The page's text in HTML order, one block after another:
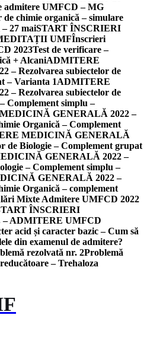
admitere UMFCD – MG
chimie organică – simulare
27 maiSTART ÎNSCRIERI
UMFÎnscrieri
2023Test de verificare –
+ AlcaniADMITERE
– Rezolvarea subiectelor de
– Varianta 1ADMITERE
– Rezolvarea subiectelor de
Complement simplu –
GENERALĂ 2022 –
Organică – Complement
MEDICINĂ GENERALĂ
de Biologie – Complement grupat
GENERALĂ 2022 –
– Complement simplu –
GENERALĂ 2022 –
Organică – complement
Mixte Admitere UMFCD 2022
ÎNSCRIERI
ADMITERE UMFCD
acid și caracter bazic – Cum să
din examenul de admitere?
rezolvată nr. 2Problemă
– Trehaloza